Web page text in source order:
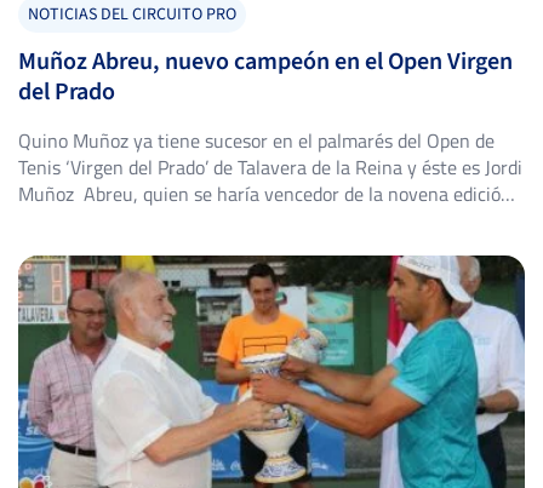
DAMAS SORIANO, M.
MANRIQUE VELÁZQUEZ, D.
-
- ---
- --
PRATAP SIGH, D.
NOTICIAS DEL CIRCUITO PRO
Muñoz Abreu, nuevo campeón en el Open Virgen
del Prado
Quino Muñoz ya tiene sucesor en el palmarés del Open de
Tenis ‘Virgen del Prado’ de Talavera de la Reina y éste es Jordi
Muñoz Abreu, quien se haría vencedor de la novena edición
que […]